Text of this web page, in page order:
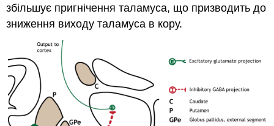
збільшує пригнічення таламуса, що призводить до
зниження виходу таламуса в кору.